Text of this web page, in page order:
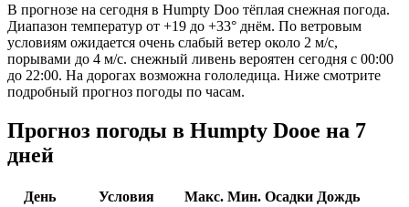
В прогнозе на сегодня в Humpty Doo тёплая снежная погода.
Диапазон температур от +19 до +33° днём. По ветровым
условиям ожидается очень слабый ветер около 2 м/с,
порывами до 4 м/с. снежный ливень вероятен сегодня с 00:00
до 22:00. На дорогах возможна гололедица. Ниже смотрите
подробный прогноз погоды по часам.
Прогноз погоды в Humpty Dooе на 7
дней
День Условия Макс. Мин. Осадки Дождь